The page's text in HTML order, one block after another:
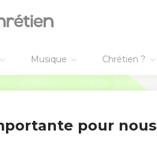
Musique Chrétien ?
pour nous